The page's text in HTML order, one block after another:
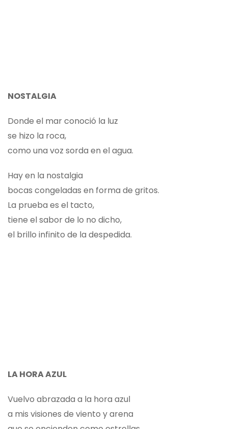
NOSTALGIA
Donde el mar conoció la luz
se hizo la roca,
como una voz sorda en el agua.
Hay en la nostalgia
bocas congeladas en forma de gritos.
La prueba es el tacto,
tiene el sabor de lo no dicho,
el brillo infinito de la despedida.
LA HORA AZUL
Vuelvo abrazada a la hora azul
a mis visiones de viento y arena